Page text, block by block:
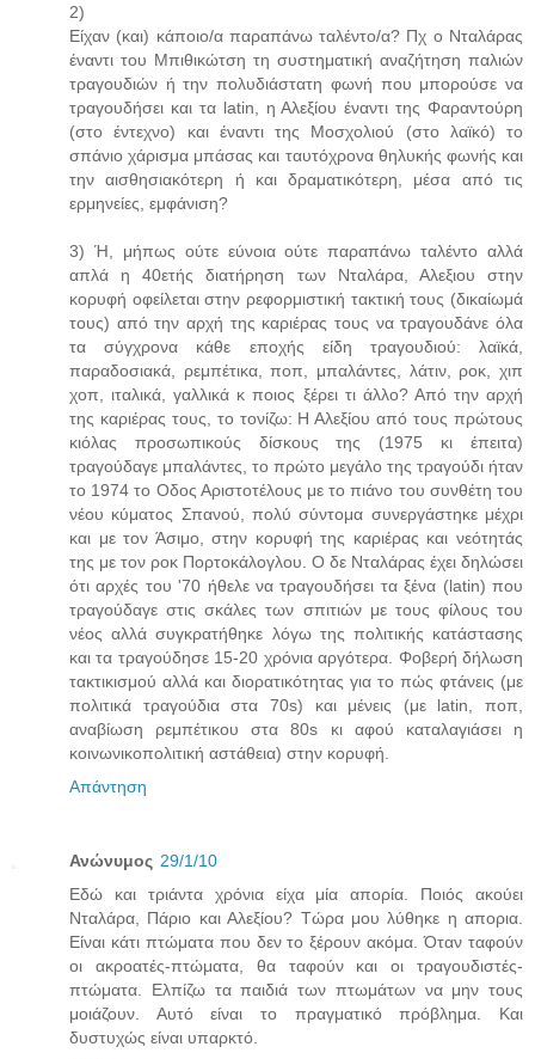
2)
Είχαν (και) κάποιο/α παραπάνω ταλέντο/α? Πχ ο Νταλάρας
έναντι του Μπιθικώτση τη συστηματική αναζήτηση παλιών
τραγουδιών ή την πολυδιάστατη φωνή που μπορούσε να
τραγουδήσει και τα latin, η Αλεξίου έναντι της Φαραντούρη
(στο έντεχνο) και έναντι της Μοσχολιού (στο λαϊκό) το
σπάνιο χάρισμα μπάσας και ταυτόχρονα θηλυκής φωνής και
την αισθησιακότερη ή και δραματικότερη, μέσα από τις
ερμηνείες, εμφάνιση?
3) Ή, μήπως ούτε εύνοια ούτε παραπάνω ταλέντο αλλά
απλά η 40ετής διατήρηση των Νταλάρα, Αλεξιου στην
κορυφή οφείλεται στην ρεφορμιστική τακτική τους (δικαίωμά
τους) από την αρχή της καριέρας τους να τραγουδάνε όλα
τα σύγχρονα κάθε εποχής είδη τραγουδιού: λαϊκά,
παραδοσιακά, ρεμπέτικα, ποπ, μπαλάντες, λάτιν, ροκ, χιπ
χοπ, ιταλικά, γαλλικά κ ποιος ξέρει τι άλλο? Από την αρχή
της καριέρας τους, το τονίζω: Η Αλεξίου από τους πρώτους
κιόλας προσωπικούς δίσκους της (1975 κι έπειτα)
τραγούδαγε μπαλάντες, το πρώτο μεγάλο της τραγούδι ήταν
το 1974 το Οδος Αριστοτέλους με το πιάνο του συνθέτη του
νέου κύματος Σπανού, πολύ σύντομα συνεργάστηκε μέχρι
και με τον Άσιμο, στην κορυφή της καριέρας και νεότητάς
της με τον ροκ Πορτοκάλογλου. Ο δε Νταλάρας έχει δηλώσει
ότι αρχές του '70 ήθελε να τραγουδήσει τα ξένα (latin) που
τραγούδαγε στις σκάλες των σπιτιών με τους φίλους του
νέος αλλά συγκρατήθηκε λόγω της πολιτικής κατάστασης
και τα τραγούδησε 15-20 χρόνια αργότερα. Φοβερή δήλωση
τακτικισμού αλλά και διορατικότητας για το πώς φτάνεις (με
πολιτικά τραγούδια στα 70s) και μένεις (με latin, ποπ,
αναβίωση ρεμπέτικου στα 80s κι αφού καταλαγιάσει η
κοινωνικοπολιτική αστάθεια) στην κορυφή.
Απάντηση
Ανώνυμος 29/1/10
Εδώ και τριάντα χρόνια είχα μία απορία. Ποιός ακούει
Νταλάρα, Πάριο και Αλεξίου? Τώρα μου λύθηκε η απορια.
Είναι κάτι πτώματα που δεν το ξέρουν ακόμα. Όταν ταφούν
οι ακροατές-πτώματα, θα ταφούν και οι τραγουδιστές-
πτώματα. Ελπίζω τα παιδιά των πτωμάτων να μην τους
μοιάζουν. Αυτό είναι το πραγματικό πρόβλημα. Και
δυστυχώς είναι υπαρκτό.